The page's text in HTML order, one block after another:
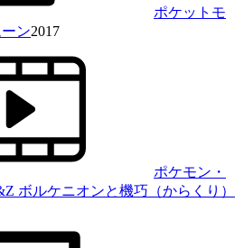
ポケットモ
ン2017
ポケモン・
ボルケニオンと機巧（からくり）